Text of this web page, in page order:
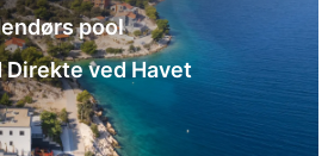
pool
Direkte ved Havet